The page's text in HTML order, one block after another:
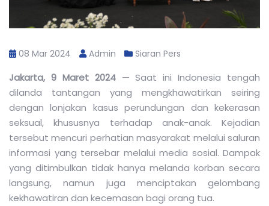
08 Mar 2024 Admin Siaran Pers
Jakarta, 9 Maret 2024— Saat ini Indonesia tengah
dilanda tantangan yang mengkhawatirkan seiring
dengan lonjakan kasus perundungan dan kekerasan
seksual, khususnya terhadap anak-anak. Kejadian
tersebut mencuri perhatian masyarakat melalui saluran
informasi yang tersebar melalui media sosial. Dampak
yang ditimbulkan tidak hanya melanda korban secara
langsung, namun juga menciptakan gelombang
kekhawatiran dan kecemasan bagi orang tua.